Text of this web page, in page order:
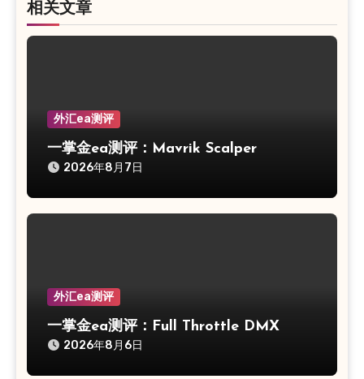
相关文章
外汇ea测评
一掌金ea测评：Mavrik Scalper
2026年8月7日
外汇ea测评
一掌金ea测评：Full Throttle DMX
2026年8月6日